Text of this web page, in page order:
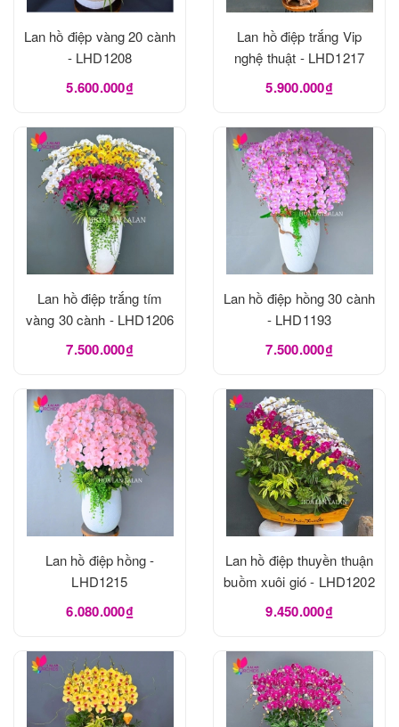
Lan hồ điệp vàng 20 cành
- LHD1208
5.600.000₫
Lan hồ điệp trắng Vip
nghệ thuật - LHD1217
5.900.000₫
Lan hồ điệp trắng tím
vàng 30 cành - LHD1206
7.500.000₫
Lan hồ điệp hồng 30 cành
- LHD1193
7.500.000₫
Lan hồ điệp hồng -
LHD1215
6.080.000₫
Lan hồ điệp thuyền thuận
buồm xuôi gió - LHD1202
9.450.000₫